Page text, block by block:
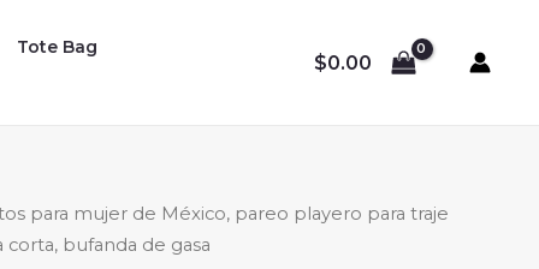
Tote Bag
$0.00
para mujer de México, pareo playero para traje
corta, bufanda de gasa